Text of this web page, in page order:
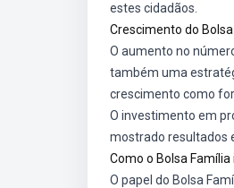
estes cidadãos.
Crescimento do
O aumento no
também uma
crescimento como
O investimento em
mostrado resultados
Como o Bolsa
O papel do Bolsa